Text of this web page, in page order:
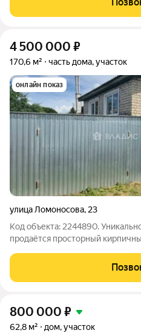
для тех, кто ищет спокойное
4 500 000 ₽
170,6 м² часть дома, участок
онлайн показ
улица Ломоносова, 23
Код объекта: 2244890.
продаётся просторный
комфорт и уют в своём жилище.
общая площадь
800 000 ₽
62,8 м² дом, участок